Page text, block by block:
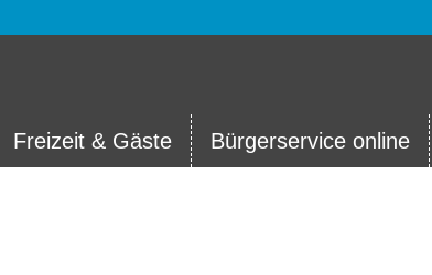
Freizeit & Gäste Bürgerservice online